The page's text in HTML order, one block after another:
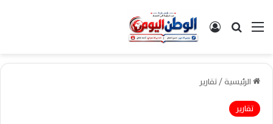
القائمةبحث عن تسجيل الدخول
الرئيسية/تقارير
تقارير